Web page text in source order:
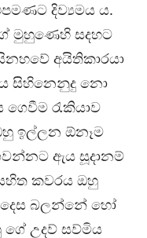
දිව්‍යමය ය.
මුහුණෙහි සදහට
අයිතිකාරයා
සිහිනෙනුදු නො
රැකියාව
ඉල්ලන ඕනෑම
ඇය සූදානම්
කවරය ඔහු
බලන්නේ හෝ
ගේ උදව් සව්මිය